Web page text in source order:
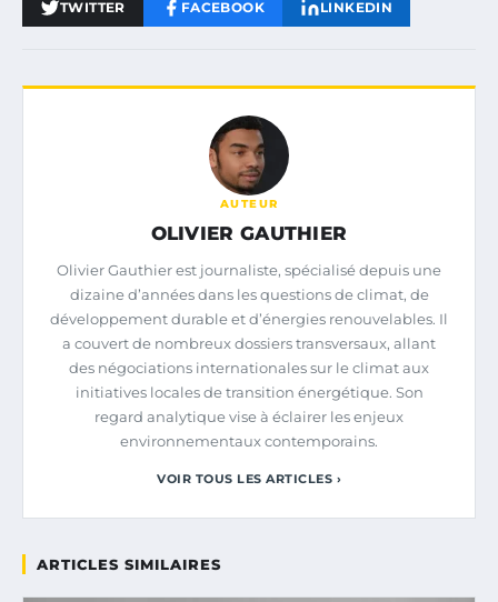
TWITTER FACEBOOK LINKEDIN
AUTEUR
OLIVIER GAUTHIER
Olivier Gauthier est journaliste, spécialisé depuis une
dizaine d’années dans les questions de climat, de
développement durable et d’énergies renouvelables. Il
a couvert de nombreux dossiers transversaux, allant
des négociations internationales sur le climat aux
initiatives locales de transition énergétique. Son
regard analytique vise à éclairer les enjeux
environnementaux contemporains.
VOIR TOUS LES ARTICLES ›
ARTICLES SIMILAIRES